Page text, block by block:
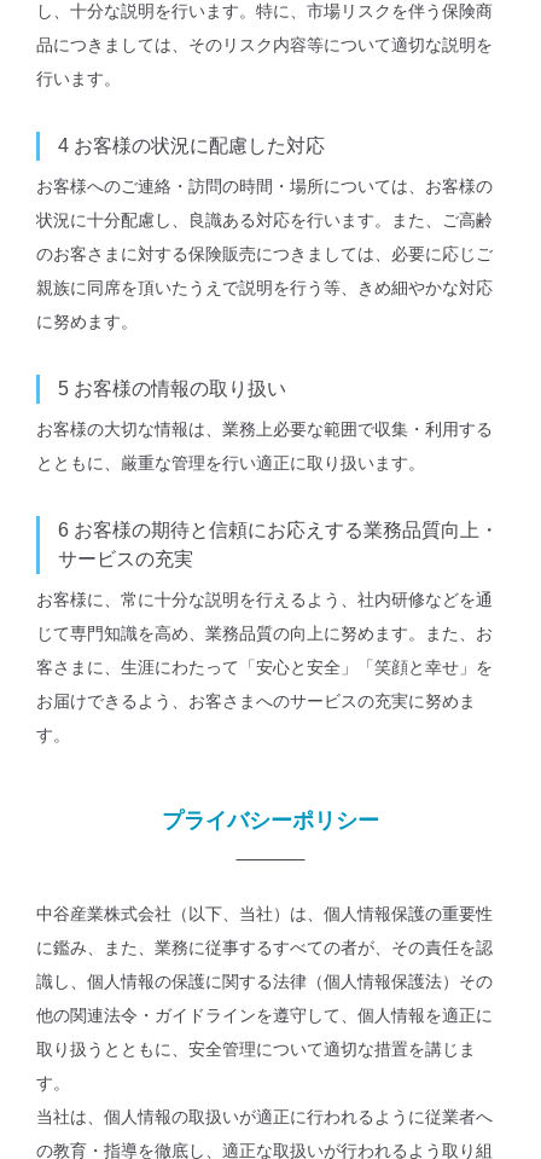
し、十分な説明を行います。特に、市場リスクを伴う保険商
品につきましては、そのリスク内容等について適切な説明を
行います。
4 お客様の状況に配慮した対応
お客様へのご連絡・訪問の時間・場所については、お客様の
状況に十分配慮し、良識ある対応を行います。また、ご高齢
のお客さまに対する保険販売につきましては、必要に応じご
親族に同席を頂いたうえで説明を行う等、きめ細やかな対応
に努めます。
5 お客様の情報の取り扱い
お客様の大切な情報は、業務上必要な範囲で収集・利用する
とともに、厳重な管理を行い適正に取り扱います。
6 お客様の期待と信頼にお応えする業務品質向上・
サービスの充実
お客様に、常に十分な説明を行えるよう、社内研修などを通
じて専門知識を高め、業務品質の向上に努めます。また、お
客さまに、生涯にわたって「安心と安全」「笑顔と幸せ」を
お届けできるよう、お客さまへのサービスの充実に努めま
す。
プライバシーポリシー
中谷産業株式会社（以下、当社）は、個人情報保護の重要性
に鑑み、また、業務に従事するすべての者が、その責任を認
識し、個人情報の保護に関する法律（個人情報保護法）その
他の関連法令・ガイドラインを遵守して、個人情報を適正に
取り扱うとともに、安全管理について適切な措置を講じま
す。
当社は、個人情報の取扱いが適正に行われるように従業者へ
の教育・指導を徹底し、適正な取扱いが行われるよう取り組